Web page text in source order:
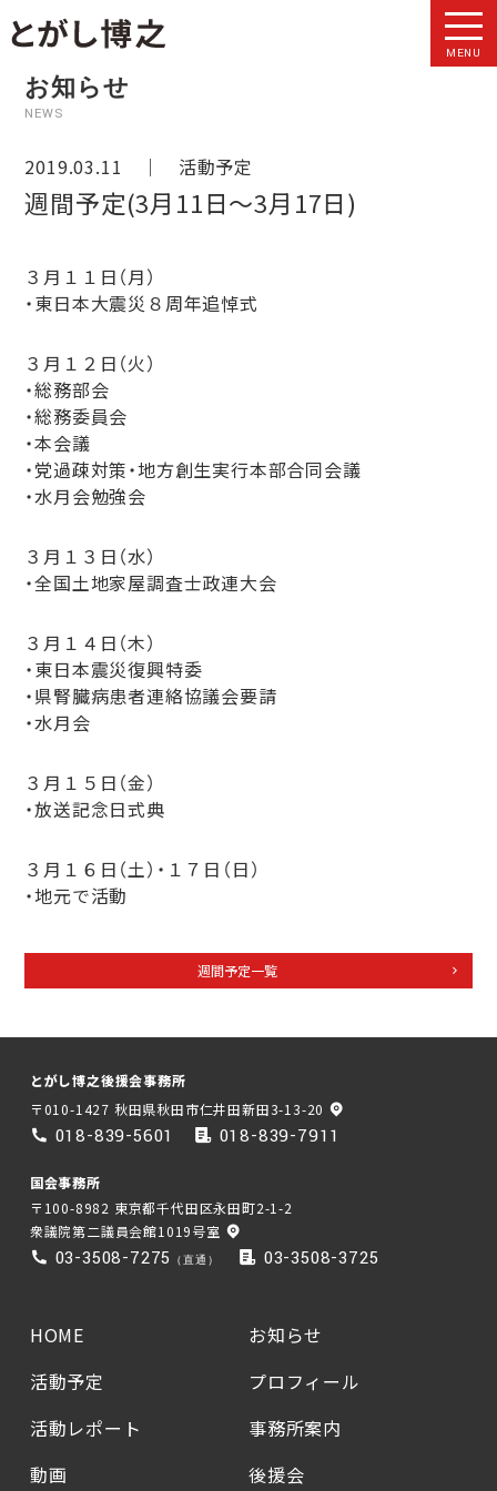
MENU
お知らせ
NEWS
2019.03.11 ｜ 活動予定
週間予定(3月11日～3月17日)
３月１１日（月）
・東日本大震災８周年追悼式
３月１２日（火）
・総務部会
・総務委員会
・本会議
・党過疎対策・地方創生実行本部合同会議
・水月会勉強会
３月１３日（水）
・全国土地家屋調査士政連大会
３月１４日（木）
・東日本震災復興特委
・県腎臓病患者連絡協議会要請
・水月会
３月１５日（金）
・放送記念日式典
３月１６日（土）・１７日（日）
・地元で活動
週間予定一覧
とがし博之後援会事務所
〒010-1427 秋田県秋田市仁井田新田3-13-20
018-839-5601 018-839-7911
国会事務所
〒100-8982 東京都千代田区永田町2-1-2
衆議院第二議員会館1019号室
03-3508-7275 （直通） 03-3508-3725
HOME
お知らせ
活動予定
プロフィール
活動レポート
事務所案内
動画
後援会